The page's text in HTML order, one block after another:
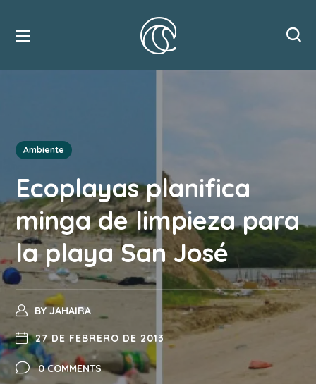
Ambiente
Ecoplayas planifica
minga de limpieza para
la playa San José
BYJAHAIRA
27 DE FEBRERO DE 2013
0 COMMENTS